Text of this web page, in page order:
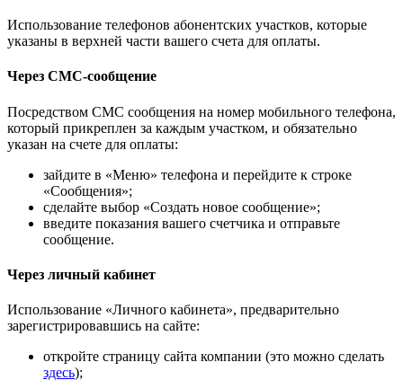
Использование телефонов абонентских участков, которые
указаны в верхней части вашего счета для оплаты.
Через СМС-сообщение
Посредством СМС сообщения на номер мобильного телефона,
который прикреплен за каждым участком, и обязательно
указан на счете для оплаты:
зайдите в «Меню» телефона и перейдите к строке
«Сообщения»;
сделайте выбор «Создать новое сообщение»;
введите показания вашего счетчика и отправьте
сообщение.
Через личный кабинет
Использование «Личного кабинета», предварительно
зарегистрировавшись на сайте:
откройте страницу сайта компании (это можно сделать
здесь);